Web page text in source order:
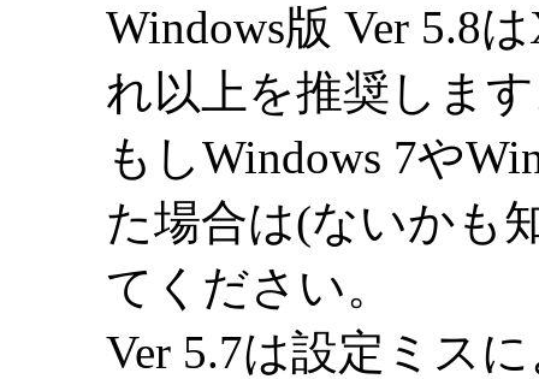
Windows版 Ver 5.8
れ以上を推奨しま
もしWindows 7や
た場合は(ないかも
てください。
Ver 5.7は設定ミス